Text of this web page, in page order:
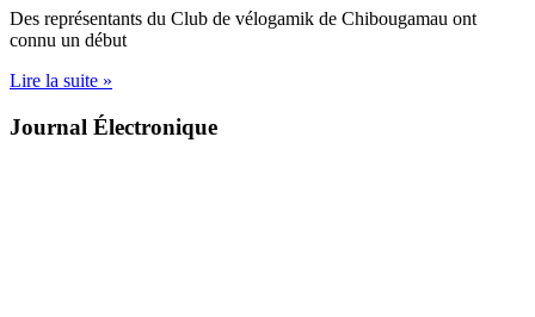
Des représentants du Club de vélogamik de Chibougamau ont
connu un début
Lire la suite »
Journal Électronique